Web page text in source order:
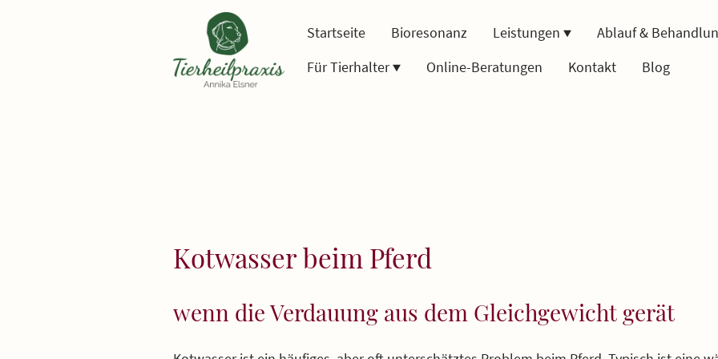
Startseite Bioresonanz Leistungen Ablauf &
Für Tierhalter
Online-Beratungen Kontakt Blog
Kotwasser beim Pferd
wenn die Verdauung aus dem Gleichgewicht gerät